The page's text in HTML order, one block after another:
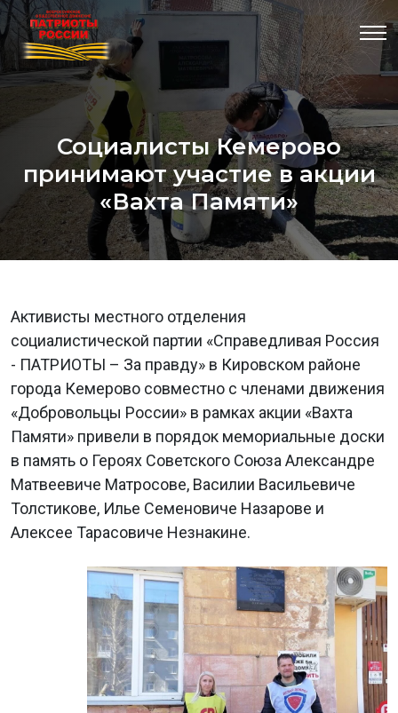
Социалисты Кемерово
принимают участие в акции
«Вахта Памяти»
Активисты местного отделения
социалистической партии «Справедливая Россия
- ПАТРИОТЫ – За правду» в Кировском районе
города Кемерово совместно с членами движения
«Добровольцы России» в рамках акции «Вахта
Памяти» привели в порядок мемориальные доски
в память о Героях Советского Союза Александре
Матвеевиче Матросове, Василии Васильевиче
Толстикове, Илье Семеновиче Назарове и
Алексее Тарасовиче Незнакине.